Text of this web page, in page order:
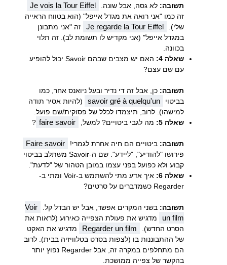
תשובה: לא גסה, אבל שונה. Je vois la Tour Eiffel
זה כמו "אני רואה את מגדל אייפל" (הוא בטווח הראייה
שלי).
Je regarde la Tour Eiffel
זה "אני מתבונן
במגדל אייפל" (אני מקדיש לו תשומת לב). זה תלוי
בכוונה.
שאלה 4:
האם יש מצבים שבהם Savoir יכול להופיע
עם שם עצם?
תשובה: כן, אבל זה די נדיר ובעל ניואנס אחר, כמו
בביטוי
savoir gré à quelqu'un
(להיות אסיר תודה
למישהו). לרוב, תיצמדו לכלל של פסוקית/שם פועל.
שאלה 5:
מה לגבי ביטויים? למשל, faire savoir
?
תשובה: ביטויים הם חיה אחרת לגמרי! Faire savoir
פירושו "להודיע", "ליידע". שם ה-Savoir משתלב בביטוי
קבוע ולא כפועל בפני עצמו במובן הטהור של "לדעת".
שאלה 6:
איך אדע מתי להשתמש ב-Voir ומתי ב-
Regarder כשמדברים על סרטים?
תשובה: בשני המקרים אפשר, אבל יש הבדל קל.
Voir
un film
מדגיש את פעולת הצפייה כאירוע (לראות את
הסרט החדש).
Regarder un film
מדגיש את האקט
של ההתבוננות בו (לצפות בסרט בטלוויזיה בבית). לרוב
הם מתחלפים במקרה זה, אבל Regarder נפוץ יותר
בהקשר של צפייה ממושכת.